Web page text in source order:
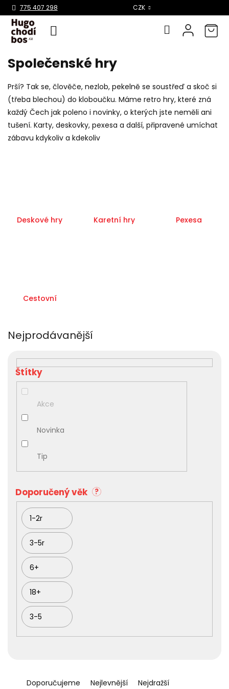
Přejít
775 407 298 CZK
Společenské hry
Prší? Tak se, člověče, nezlob, pekelně se soustřeď a skoč si
(třeba blechou) do kloboučku. Máme retro hry, které zná
každý Čech jak poleno i novinky, o kterých jste neměli ani
tušení. Karty, deskovky, pexesa a další, připravené umíchat
zábavu kdykoliv a kdekoliv
Deskové hry Karetní hry Pexesa
Cestovní
Nejprodávanější
aDoporučujeme Nejlevnější
Nejdražší
Akce
Novinka
Tip
Doporučený věk ?
1-2r
3-5r
6+
18+
3-5